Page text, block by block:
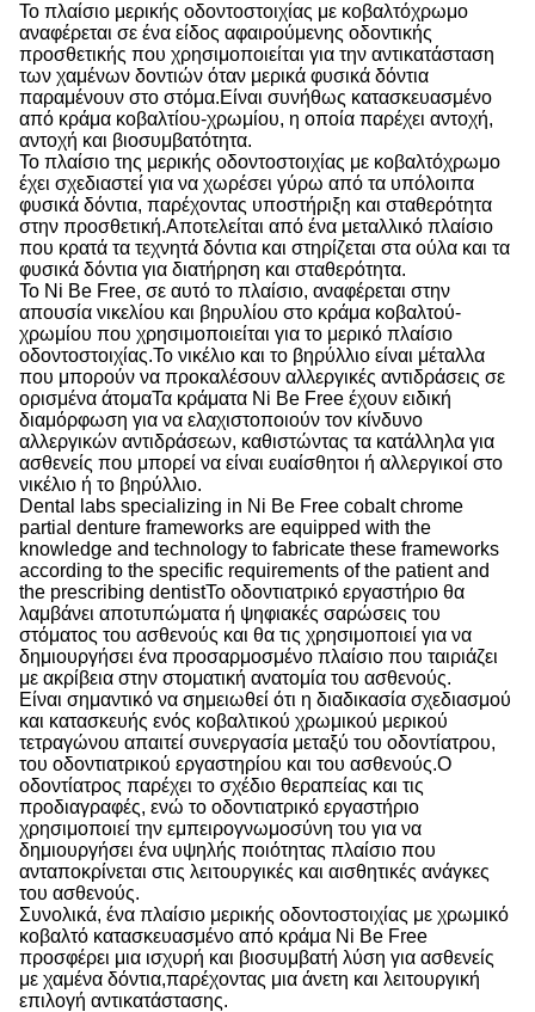
Το πλαίσιο μερικής οδοντοστοιχίας με κοβαλτόχρωμο
αναφέρεται σε ένα είδος αφαιρούμενης οδοντικής
προσθετικής που χρησιμοποιείται για την αντικατάσταση
των χαμένων δοντιών όταν μερικά φυσικά δόντια
παραμένουν στο στόμα.Είναι συνήθως κατασκευασμένο
από κράμα κοβαλτίου-χρωμίου, η οποία παρέχει αντοχή,
αντοχή και βιοσυμβατότητα.
Το πλαίσιο της μερικής οδοντοστοιχίας με κοβαλτόχρωμο
έχει σχεδιαστεί για να χωρέσει γύρω από τα υπόλοιπα
φυσικά δόντια, παρέχοντας υποστήριξη και σταθερότητα
στην προσθετική.Αποτελείται από ένα μεταλλικό πλαίσιο
που κρατά τα τεχνητά δόντια και στηρίζεται στα ούλα και τα
φυσικά δόντια για διατήρηση και σταθερότητα.
Το Ni Be Free, σε αυτό το πλαίσιο, αναφέρεται στην
απουσία νικελίου και βηρυλίου στο κράμα κοβαλτού-
χρωμίου που χρησιμοποιείται για το μερικό πλαίσιο
οδοντοστοιχίας.Το νικέλιο και το βηρύλλιο είναι μέταλλα
που μπορούν να προκαλέσουν αλλεργικές αντιδράσεις σε
ορισμένα άτομαΤα κράματα Ni Be Free έχουν ειδική
διαμόρφωση για να ελαχιστοποιούν τον κίνδυνο
αλλεργικών αντιδράσεων, καθιστώντας τα κατάλληλα για
ασθενείς που μπορεί να είναι ευαίσθητοι ή αλλεργικοί στο
νικέλιο ή το βηρύλλιο.
Dental labs specializing in Ni Be Free cobalt chrome
partial denture frameworks are equipped with the
knowledge and technology to fabricate these frameworks
according to the specific requirements of the patient and
the prescribing dentistΤο οδοντιατρικό εργαστήριο θα
λαμβάνει αποτυπώματα ή ψηφιακές σαρώσεις του
στόματος του ασθενούς και θα τις χρησιμοποιεί για να
δημιουργήσει ένα προσαρμοσμένο πλαίσιο που ταιριάζει
με ακρίβεια στην στοματική ανατομία του ασθενούς.
Είναι σημαντικό να σημειωθεί ότι η διαδικασία σχεδιασμού
και κατασκευής ενός κοβαλτικού χρωμικού μερικού
τετραγώνου απαιτεί συνεργασία μεταξύ του οδοντίατρου,
του οδοντιατρικού εργαστηρίου και του ασθενούς.Ο
οδοντίατρος παρέχει το σχέδιο θεραπείας και τις
προδιαγραφές, ενώ το οδοντιατρικό εργαστήριο
χρησιμοποιεί την εμπειρογνωμοσύνη του για να
δημιουργήσει ένα υψηλής ποιότητας πλαίσιο που
ανταποκρίνεται στις λειτουργικές και αισθητικές ανάγκες
του ασθενούς.
Συνολικά, ένα πλαίσιο μερικής οδοντοστοιχίας με χρωμικό
κοβαλτό κατασκευασμένο από κράμα Ni Be Free
προσφέρει μια ισχυρή και βιοσυμβατή λύση για ασθενείς
με χαμένα δόντια,παρέχοντας μια άνετη και λειτουργική
επιλογή αντικατάστασης.